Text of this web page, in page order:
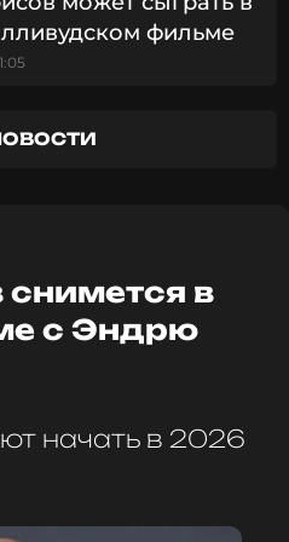
и многое другое >
в Likee, чтобы
курсе событий
фильме
в
с Эндрю
начать в 2026